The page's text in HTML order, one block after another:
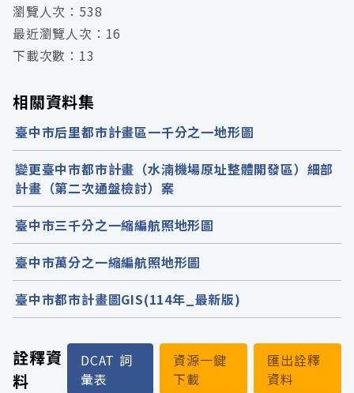
詮釋資
料
DCAT 詞
彙表
資源一鍵
下載
匯出詮釋
資料
瀏覽人次：538
最近瀏覽人次：16
下載次數：13
相關資料集
臺中市后里都市計畫區一千分之一地形圖
變更臺中市都市計畫（水湳機場原址整體開發區）細部
計畫（第二次通盤檢討）案
臺中市三千分之一縮編航照地形圖
臺中市萬分之一縮編航照地形圖
臺中市都市計畫圖GIS(114年_最新版)